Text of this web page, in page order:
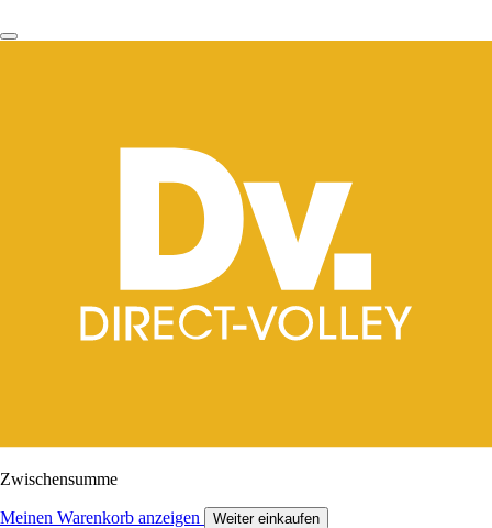
Zwischensumme
Meinen Warenkorb anzeigen Weiter einkaufen